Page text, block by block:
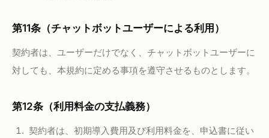
第11条（チャットボットユーザーによる利用）
契約者は、ユーザーだけでなく、チャットボットユーザーに
対しても、本規約に定める事項を遵守させるものとします。
第12条（利用料金の支払義務）
契約者は、初期導入費用及び利用料金を、申込書に従い